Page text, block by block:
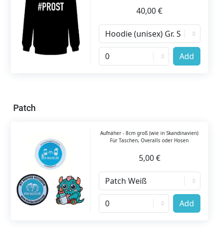
40,00 €
Add
Patch
Aufnäher - 8cm groß (wie in Skandinavien)
Für Taschen, Overalls oder Hosen
5,00 €
Add